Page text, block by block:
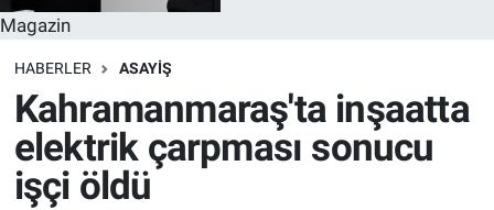
Magazin
HABERLER ASAYIŞ
Kahramanmaraş'ta inşaatta
elektrik çarpması sonucu
işçi öldü